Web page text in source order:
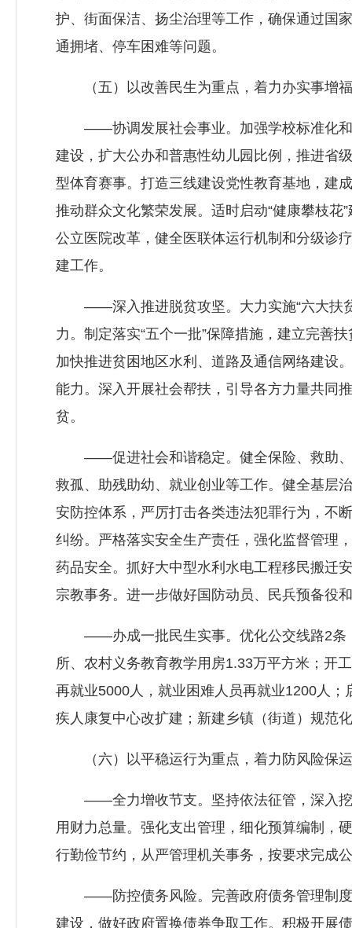
护、街面保洁、扬尘治理等工作，确保通过国
通拥堵、停车困难等问题。
（五）以改善民生为重点，着力办实事增
——协调发展社会事业。加强学校标准化和
建设，扩大公办和普惠性幼儿园比例，推进省
型体育赛事。打造三线建设党性教育基地，建
推动群众文化繁荣发展。适时启动“健康攀枝花
公立医院改革，健全医联体运行机制和分级诊
建工作。
——深入推进脱贫攻坚。大力实施“六大扶贫
力。制定落实“五个一批”保障措施，建立完善
加快推进贫困地区水利、道路及通信网络建设
能力。深入开展社会帮扶，引导各方力量共同
贫。
——促进社会和谐稳定。健全保险、救助、
救孤、助残助幼、就业创业等工作。健全基层
安防控体系，严厉打击各类违法犯罪行为，不
纠纷。严格落实安全生产责任，强化监督管理
药品安全。抓好大中型水利水电工程移民搬迁
宗教事务。进一步做好国防动员、民兵预备役
——办成一批民生实事。优化公交线路2条，
所、农村义务教育教学用房1.33万平方米；开
再就业5000人，就业困难人员再就业1200人
疾人康复中心改扩建；新建乡镇（街道）规范
（六）以平稳运行为重点，着力防风险保
——全力增收节支。坚持依法征管，深入挖
用财力总量。强化支出管理，细化预算编制，
行勤俭节约，从严管理机关事务，按要求完成
——防控债务风险。完善政府债务管理制度
建设，做好政府置换债券争取工作。积极开展